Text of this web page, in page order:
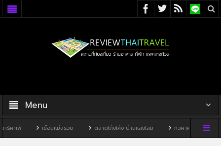
Menu
คาเฟ่ เขื่อนแม่สรวย ตลาดโก้งโค้ง บ้านแสงโสม ทิวผาคาเฟ่